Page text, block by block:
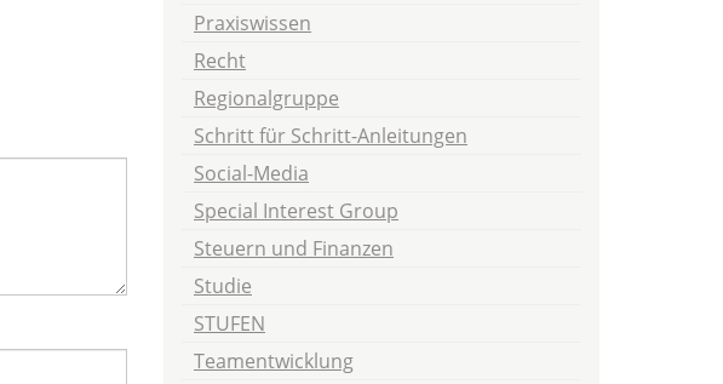
Praxiswissen
Recht
Regionalgruppe
Schritt für Schritt-Anleitungen
Social-Media
Special Interest Group
Steuern und Finanzen
Studie
STUFEN
Teamentwicklung